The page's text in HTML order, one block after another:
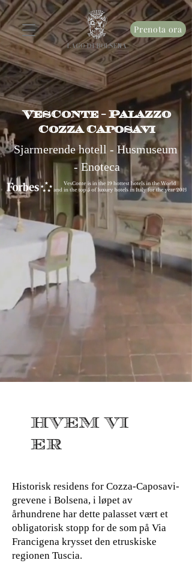
Prenota ora
LAGO DI BOLSENA
VesConte - Palazzo
Cozza Caposavi
Sjarmerende hotell - Husmuseum
- Enoteca
HVEM VI
ER
Historisk residens for Cozza-Caposavi-
grevene i Bolsena, i løpet av
århundrene har dette palasset vært et
obligatorisk stopp for de som på Via
Francigena krysset den etruskiske
regionen Tuscia.